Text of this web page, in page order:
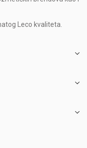
Leco kvaliteta.